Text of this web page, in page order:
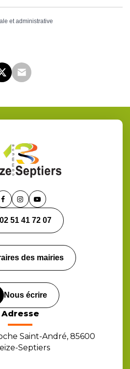
et administrative
Lien
le
compte
Lien
le
compte
Lien
la
chaîne
02 51 41 72 07
des mairies
Nous écrire
Adresse
Saint-André, 85600
Septiers